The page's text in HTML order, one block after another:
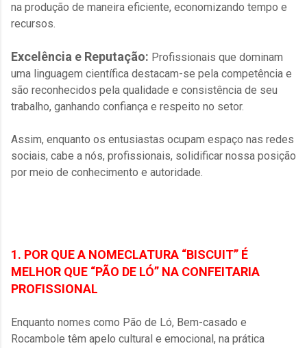
na produção de maneira eficiente, economizando tempo e
recursos.
Excelência e Reputação: Profissionais que dominam
uma linguagem científica destacam-se pela competência e
são reconhecidos pela qualidade e consistência de seu
trabalho, ganhando confiança e respeito no setor.
Assim, enquanto os entusiastas ocupam espaço nas redes
sociais, cabe a nós, profissionais, solidificar nossa posição
por meio de conhecimento e autoridade.
1. POR QUE A NOMECLATURA “BISCUIT” É
MELHOR QUE “PÃO DE LÓ” NA CONFEITARIA
PROFISSIONAL
Enquanto nomes como Pão de Ló, Bem-casado e
Rocambole têm apelo cultural e emocional, na prática